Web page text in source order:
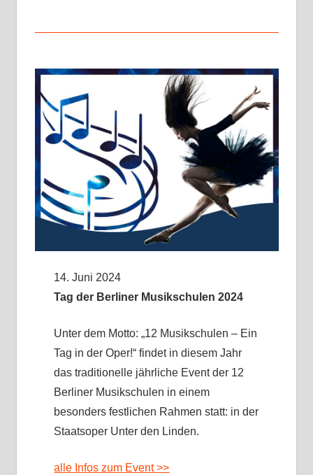
14. Juni 2024
Tag der Berliner Musikschulen 2024
Unter dem Motto: „12 Musikschulen – Ein
Tag in der Oper!“ findet in diesem Jahr
das traditionelle jährliche Event der 12
Berliner Musikschulen in einem
besonders festlichen Rahmen statt: in der
Staatsoper Unter den Linden.
alle Infos zum Event >>